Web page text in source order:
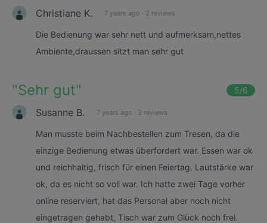
Christiane K. 7 years ago · 2 reviews
Die Bedienung war sehr nett und aufmerksam,nettes
Ambiente,draussen sitzt man sehr gut
"Sehr gut" 5/6
Susanne B. 7 years ago · 3 reviews
Man musste beim Nachbestellen zum Tresen, da die
einzige Bedienung etwas überfordert war. Essen war ok
und reichhaltig, frisch für einen Feiertag. Lautstärke war
ok, da es nicht so voll war. Ich hatte zwei Tage vorher
online reserviert, hat das Personal aber noch nicht
eingetragen gehabt, Tisch war zum Glück noch frei.